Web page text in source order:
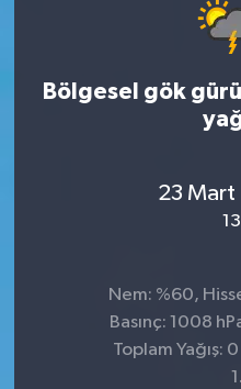
Bölgesel gök
23 Mart
Nem: %60,
Basınç: 1008
Toplam Yağış: